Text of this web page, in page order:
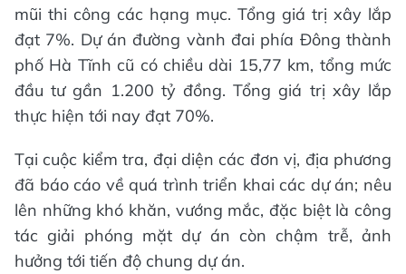
mũi thi công các hạng mục. Tổng giá trị xây lắp
đạt 7%. Dự án đường vành đai phía Đông thành
phố Hà Tĩnh cũ có chiều dài 15,77 km, tổng mức
đầu tư gần 1.200 tỷ đồng. Tổng giá trị xây lắp
thực hiện tới nay đạt 70%.
Tại cuộc kiểm tra, đại diện các đơn vị, địa phương
đã báo cáo về quá trình triển khai các dự án; nêu
lên những khó khăn, vướng mắc, đặc biệt là công
tác giải phóng mặt dự án còn chậm trễ, ảnh
hưởng tới tiến độ chung dự án.